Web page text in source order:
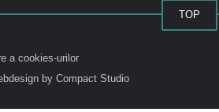
TOP
a cookies-urilor
by Compact Studio